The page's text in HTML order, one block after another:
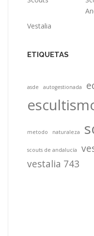
Vestalia
ETIQUETAS
asde autogestionada
metodo naturaleza
scouts de andalucía
vestalia 743